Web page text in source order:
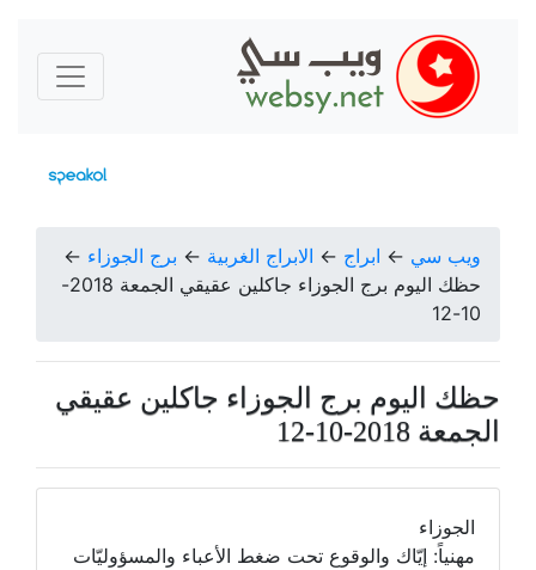
ويب سي ← ابراج ← الابراج الغربية ← برج الجوزاء ←
حظك اليوم برج الجوزاء جاكلين عقيقي الجمعة 2018-
10-12
حظك اليوم برج الجوزاء جاكلين عقيقي
الجمعة 2018-10-12
الجوزاء
مهنياً: إيّاك والوقوع تحت ضغط الأعباء والمسؤوليّات